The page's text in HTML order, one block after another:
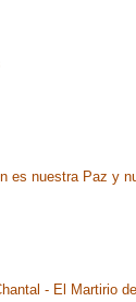
es nuestra Paz y
- El Martirio